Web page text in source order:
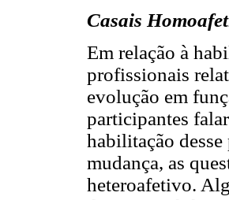
Casais
Em relação à
profissionais
evolução em
participantes
habilitação
mudança, as
heteroafetivo.